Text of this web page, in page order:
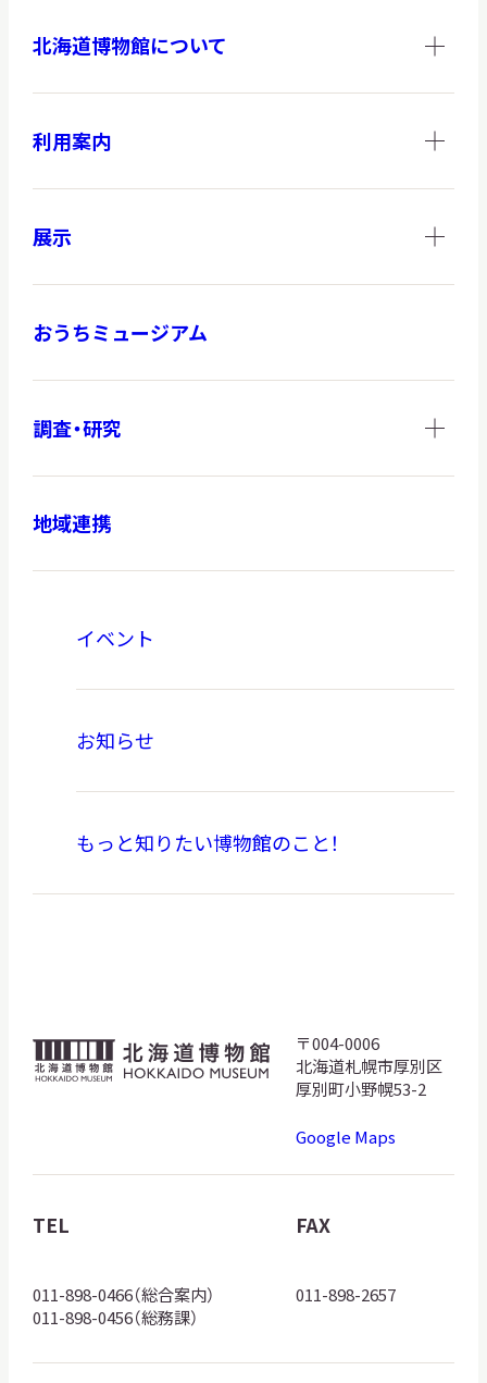
北海道博物館について
利用案内
展示
おうちミュージアム
調査・研究
地域連携
イベント
お知らせ
もっと知りたい博物館のこと！
北
海
物
館
ゴ
〒004-0006
北海道札幌市厚別区
厚別町小野幌53-2
Google Maps
TEL
011-898-0466（総合案内）
011-898-0456（総務課）
FAX
011-898-2657